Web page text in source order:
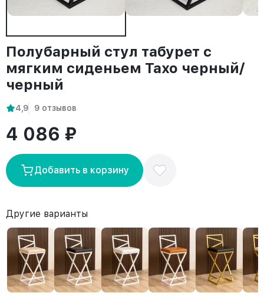
Полубарный стул табурет с
мягким сиденьем Тахо черный/
черный
4,9 9 отзывов
4 086 ₽
Добавить в корзину
Другие варианты